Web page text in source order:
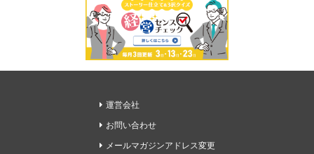
運営会社
お問い合わせ
メールマガジンアドレス変更